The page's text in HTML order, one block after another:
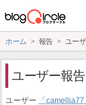
ホーム 報告 ユー
ユーザー報告
ユーザー camellia77